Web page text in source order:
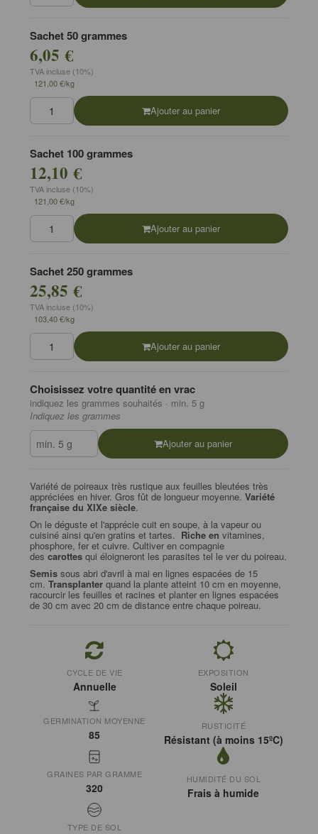
Sachet 50 grammes
6,05 €
TVA incluse (10%)
121,00 €/kg
Ajouter au panier
Sachet 100 grammes
12,10 €
TVA incluse (10%)
121,00 €/kg
Ajouter au panier
Sachet 250 grammes
25,85 €
TVA incluse (10%)
103,40 €/kg
Ajouter au panier
Choisissez votre quantité en vrac
indiquez les grammes souhaités · min. 5 g
Indiquez les grammes
Ajouter au panier
Variété de poireaux très rustique aux feuilles bleutées très
appréciées en hiver. Gros fût de longueur moyenne.Variété
française du XIXe siècle.
On le déguste et l'apprécie cuit en soupe, à la vapeur ou
cuisiné ainsi qu'en gratins et tartes. Riche en vitamines,
phosphore, fer et cuivre. Cultiver en compagnie
descarottes qui éloigneront les parasites tel le ver du poireau.
Semis sous abri d'avril à mai en lignes espacées de 15
cm.Transplanter quand la plante atteint 10 cm en moyenne,
racourcir les feuilles et racines et planter en lignes espacées
de 30 cm avec 20 cm de distance entre chaque poireau.
CYCLE DE VIE
Annuelle
EXPOSITION
Soleil
GERMINATION MOYENNE
85
RUSTICITÉ
Résistant (à moins 15ºC)
GRAINES PAR GRAMME
320
HUMIDITÉ DU SOL
Frais à humide
TYPE DE SOL